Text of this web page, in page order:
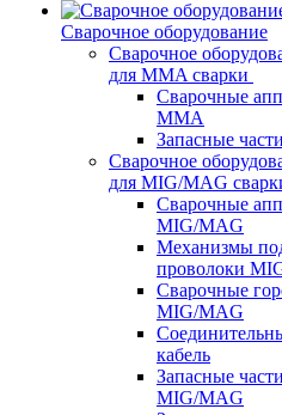
Сварочное оборудование
Сварочное
для MMA сварки
Сварочные
MMA
Запасные
Сварочное
для MIG/MAG
Сварочные
MIG/MAG
Механизмы
проволоки
Сварочные
MIG/MAG
кабель
Запасные части
MIG/MAG